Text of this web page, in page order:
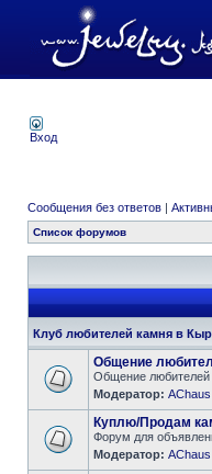
Вход
Сообщения без ответов |
Список форумов
Клуб любителей камня в
Общение
Общение любителей
Модератор: AChaus
Куплю/Продам
Форум для
Модератор: AChaus